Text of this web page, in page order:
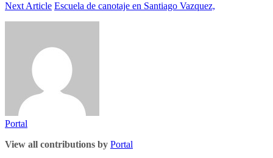
Next Article Escuela de canotaje en Santiago Vazquez,
Portal
View all contributions by Portal